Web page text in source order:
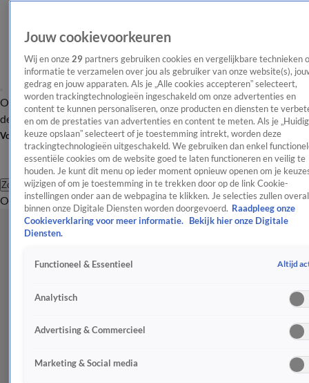
OverzichtAfleveringen Entertainment TV Algemeen
Tip
de redactieNieuwsbrief
Volg Shownieuws
Zoeken
OverzichtEntertainmentSpraakmakendRealityCrimeVideo's
Jouw cookievoorkeuren
Wij en onze 29 partners gebruiken cookies en vergelijkbare technieken
informatie te verzamelen over jou als gebruiker van onze website(s),
gedrag en jouw apparaten. Als je „Alle cookies accepteren” selecteert,
worden trackingtechnologieën ingeschakeld om onze advertenties en
content te kunnen personaliseren, onze producten en diensten te
en om de prestaties van advertenties en content te meten. Als je
keuze opslaan” selecteert of je toestemming intrekt, worden deze
trackingtechnologieën uitgeschakeld. We gebruiken dan enkel
essentiële cookies om de website goed te laten functioneren en veilig te
houden. Je kunt dit menu op ieder moment opnieuw openen om je
wijzigen of om je toestemming in te trekken door op de link Cookie-
instellingen onder aan de webpagina te klikken. Je selecties zullen overal
binnen onze Digitale Diensten worden doorgevoerd. Raadpleeg onze
Cookieverklaring voor meer informatie.
Bekijk hier onze Digitale
Diensten.
Functioneel & Essentieel Altijd
Analytisch
Advertising & Commercieel
Marketing & Social media